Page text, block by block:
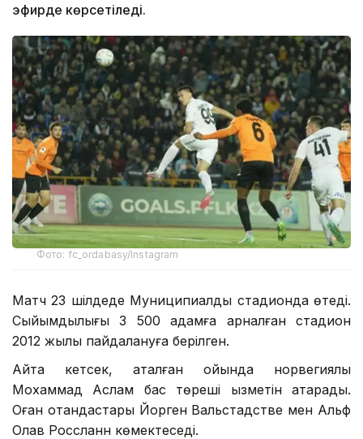
эфирде көрсетіледі.
Фото: fc_ordabasy/Instagram
Матч 23 шілдеде Муниципиалдық стадионда өтеді.
Сыйымдылығы 3 500 адамға арналған стадион
2012 жылы пайдалануға берілген.
Айта кетсек, аталған ойында норвегиялық
Мохаммад Аслам бас төреші қызметін атқарады.
Оған отандастары Йорген Вальстадстве мен Альф
Олав Россланн көмектеседі.